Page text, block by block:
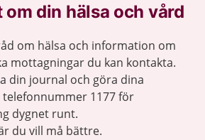
din hälsa och vård
om hälsa och information om
mottagningar du kan kontakta.
din journal och göra dina
1177 för
dygnet runt.
du vill må bättre.